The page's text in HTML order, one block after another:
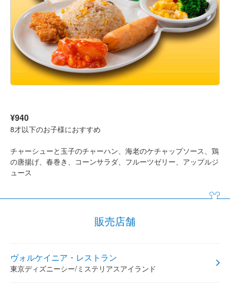
¥940
8才以下のお子様におすすめ
チャーシューと玉子のチャーハン、海老のケチャップソース、鶏
の唐揚げ、春巻き、コーンサラダ、フルーツゼリー、アップルジ
ュース
販売店舗
ヴォルケイニア・レストラン
東京ディズニーシー/ミステリアスアイランド